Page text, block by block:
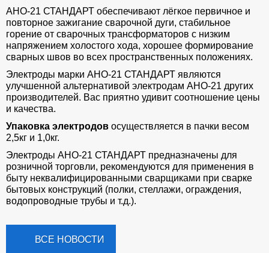
АНО-21 СТАНДАРТ обеспечивают лёгкое первичное и
повторное зажигание сварочной дуги, стабильное
горение от сварочных трансформаторов с низким
напряжением холостого хода, хорошее формирование
сварных швов во всех пространственных положениях.
Электроды марки АНО-21 СТАНДАРТ являются
улучшенной альтернативой электродам АНО-21 других
производителей. Вас приятно удивит соотношение цены
и качества.
Упаковка электродов осуществляется в пачки весом
2,5кг и 1,0кг.
Электроды АНО-21 СТАНДАРТ предназначены для
розничной торговли, рекомендуются для применения в
быту неквалифицированными сварщиками при сварке
бытовых конструкций (полки, стеллажи, ограждения,
водопроводные трубы и т.д.).
ВСЕ НОВОСТИ